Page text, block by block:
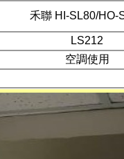
禾聯 HI-SL80/HO-
LS212
空調使用